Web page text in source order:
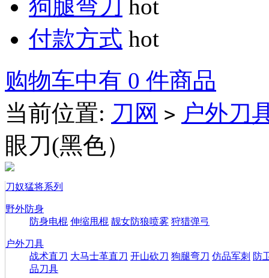
狗腿弯刀 hot
付款方式 hot
购物车中有 0 件商品
当前位置: 刀网 > 户外刀
眼刀(黑色）
刀奴猛将系列
野外防身
防身电棍 伸缩甩棍 靓女防狼喷雾 狩猎弹弓
户外刀具
战术直刀 大马士革直刀 开山砍刀 狗腿弯刀 仿品军刺 防
品刀具